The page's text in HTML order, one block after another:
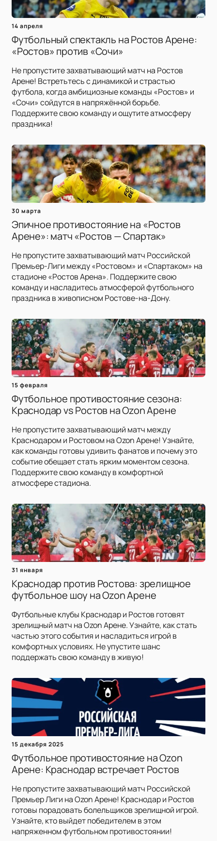
14 апреля
Футбольный спектакль на Ростов Арене:
«Ростов» против «Сочи»
Не пропустите захватывающий матч на Ростов
Арене! Встретьтесь с динамикой и страстью
футбола, когда амбициозные команды «Ростов» и
«Сочи» сойдутся в напряжённой борьбе.
Поддержите свою команду и ощутите атмосферу
праздника!
30 марта
Эпичное противостояние на «Ростов
Арене»: матч «Ростов — Спартак»
Не пропустите захватывающий матч Российской
Премьер-Лиги между «Ростовом» и «Спартаком» на
стадионе «Ростов Арена». Поддержите свою
команду и насладитесь атмосферой футбольного
праздника в живописном Ростове-на-Дону.
15 февраля
Футбольное противостояние сезона:
Краснодар vs Ростов на Ozon Арене
Не пропустите захватывающий матч между
Краснодаром и Ростовом на Ozon Арене! Узнайте,
как команды готовы удивить фанатов и почему это
событие обещает стать ярким моментом сезона.
Поддержите свою команду в комфортной
атмосфере стадиона.
31 января
Краснодар против Ростова: зрелищное
футбольное шоу на Ozon Арене
Футбольные клубы Краснодар и Ростов готовят
зрелищный матч на Ozon Арене. Узнайте, как стать
частью этого события и насладиться игрой в
комфортных условиях. Не упустите шанс
поддержать свою команду в живую!
15 декабря 2025
Футбольное противостояние на Ozon
Арене: Краснодар встречает Ростов
Не пропустите захватывающий матч Российской
Премьер Лиги на Ozon Арене! Краснодар и Ростов
готовы порадовать болельщиков зрелищной игрой.
Узнайте, кто выйдет победителем в этом
напряженном футбольном противостоянии!